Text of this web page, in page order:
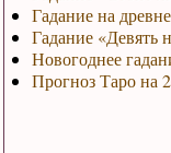
Гадание на
Гадание «Девять
Новогоднее
Прогноз Таро на